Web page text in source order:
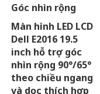
Góc nhìn rộng
Màn hình LED LCD
Dell E2016 19.5
inch hỗ trợ góc
nhìn rộng 90°/65°
theo chiều ngang
và dọc thích hợp